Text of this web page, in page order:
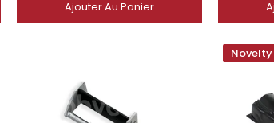
Ajouter Au Panier
Novelty